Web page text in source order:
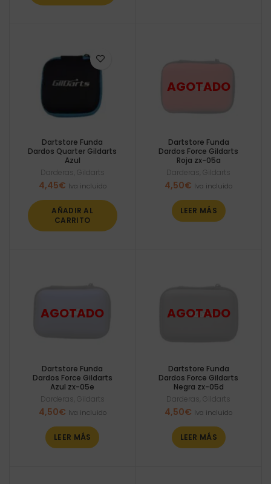
Dartstore Funda
Dardos Quarter Gildarts
Azul
Darderas Gildarts
4,45€ Iva incluido
AÑADIR AL
CARRITO
Dartstore Funda
Dardos Force Gildarts
Roja zx-05a
Darderas ,Gildarts
4,50€ Iva incluido
LEER MÁS
Dartstore Funda
Dardos Force Gildarts
Azul zx-05e
Darderas Gildarts
4,50€ Iva incluido
LEER MÁS
Dartstore Funda
Dardos Force Gildarts
Negra zx-05d
Darderas ,Gildarts
4,50€ Iva incluido
LEER MÁS